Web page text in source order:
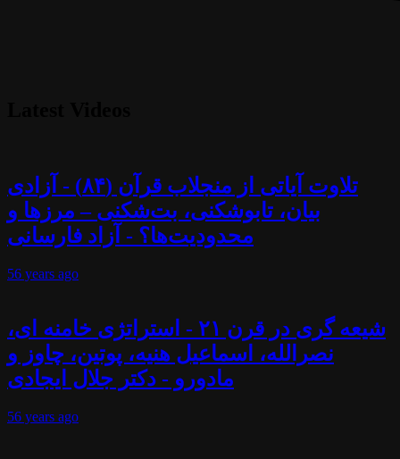
تلاوت آیاتی از منجلاب قرآن (۸۴) - آزادی
بیان، تابوشکنی، بت‌شکنی – مرزها و
محدودیت‌ها؟ - آزاد فارسانی
56 years ago
شیعه گری در قرن ۲۱ - استراتژی خامنه ای،
نصرالله، اسماعیل هنیه، پوتین، چاوز و
مادورو - دکتر جلال ایجادی
56 years ago